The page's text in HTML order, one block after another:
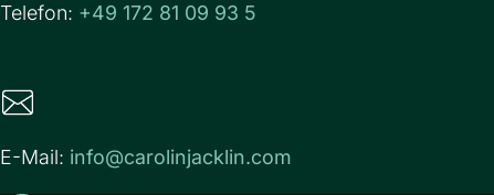
Telefon: +49 172 81 09 93 5
E-Mail: info@carolinjacklin.com